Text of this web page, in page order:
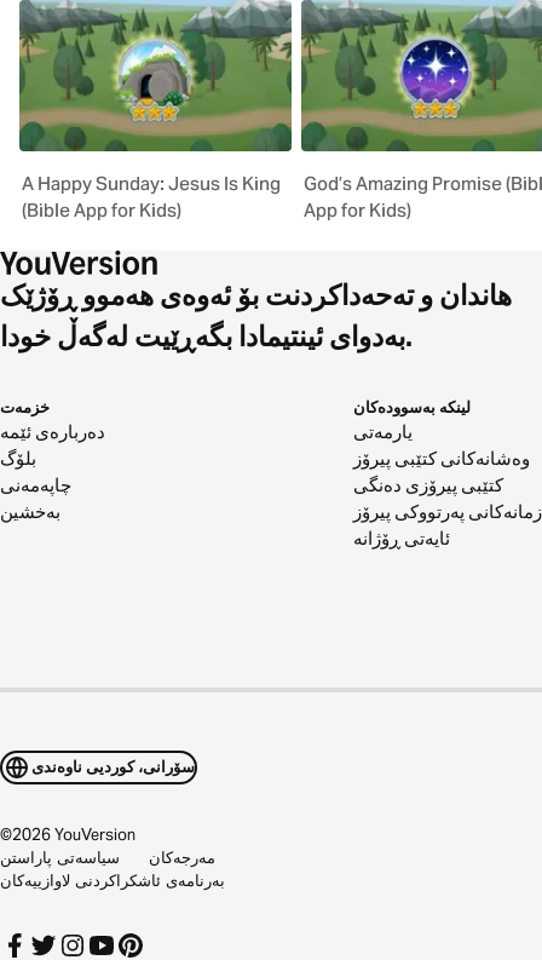
A Happy Sunday: Jesus Is King
(Bible App for Kids)
God’s Amazing Promise
App for Kids)
هاندان و تەحەداکردنت بۆ ئەوەی هەموو ڕۆژێک
بەدوای ئینتیمادا بگەڕێیت لەگەڵ خودا.
خزمەت
دەربارەی ئێمە
بلۆگ
چاپەمەنی
بەخشین
لینکە بەسوودەکان
یارمەتی
وەشانەکانی کتێبی پیرۆز
کتێبی پیرۆزی دەنگی
زمانەکانی پەرتووکی پیرۆز
ئایەتی ڕۆژانە
سۆرانی، کوردیی ناوەندی
©2026YouVersion
سیاسەتی پاراستن
مەرجەکان
بەرنامەی ئاشکراکردنی لاوازییەکان